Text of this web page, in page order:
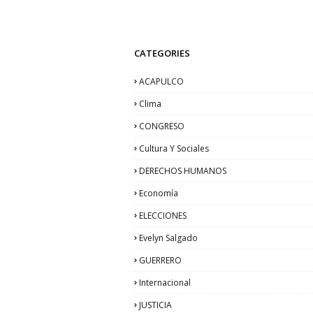
CATEGORIES
ACAPULCO
Clima
CONGRESO
Cultura Y Sociales
DERECHOS HUMANOS
Economía
ELECCIONES
Evelyn Salgado
GUERRERO
Internacional
JUSTICIA